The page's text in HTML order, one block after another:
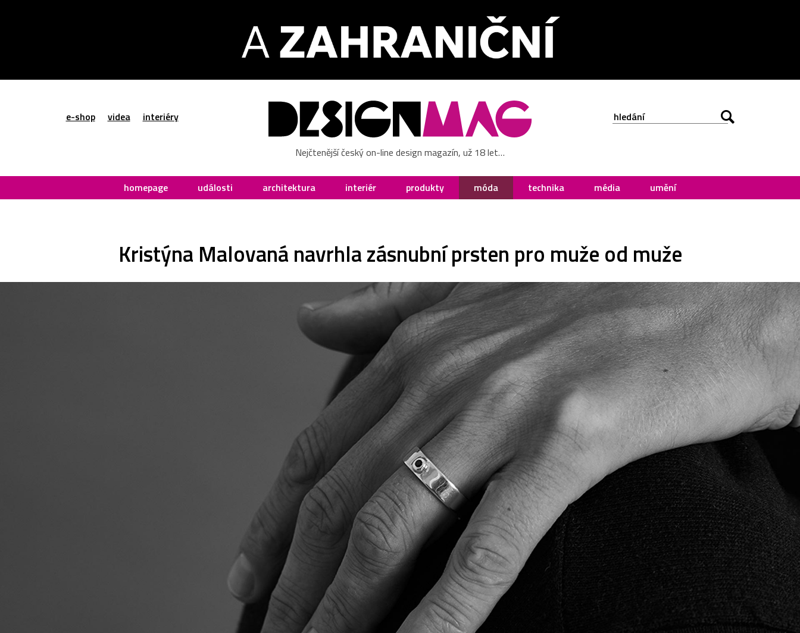
e-shop videa interiéry
Nejčtenější český on-line design magazín, už 18 let…
homepage události architektura interiér produkty móda technika média umění
Kristýna Malovaná navrhla zásnubní prsten pro muže od muže